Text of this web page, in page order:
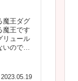
魔王ダグ
魔王です
リュール
いので
2023.05.19